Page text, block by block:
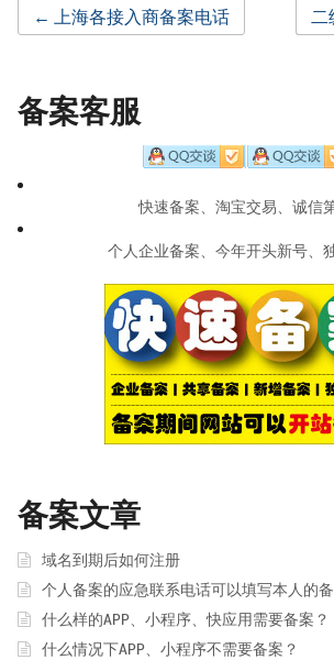
Post
navigation
← 上海各接入商备案电话
二
备案客服
快速备案、淘宝交易、诚信
个人企业备案、今年开头新号、
备案文章
域名到期后如何注册
个人备案的应急联系电话可以填写本人的
什么样的APP、小程序、快应用需要备案？
什么情况下APP、小程序不需要备案？